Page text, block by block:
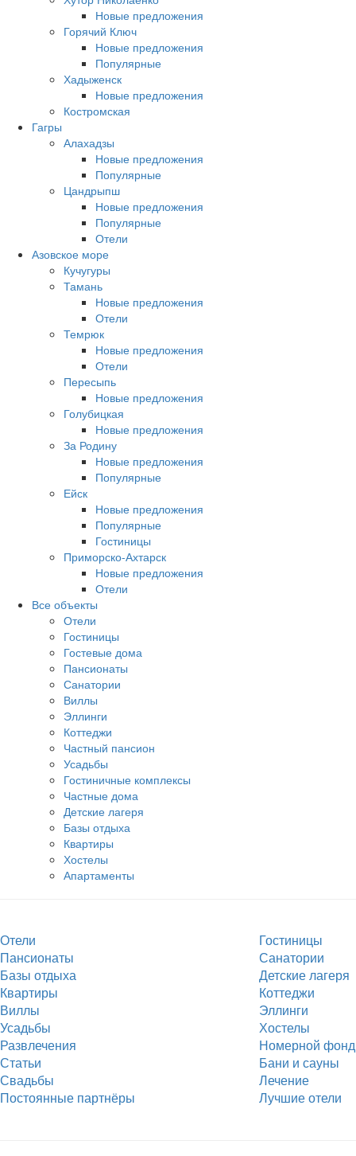
Новые предложения
Горячий Ключ
Новые предложения
Популярные
Хадыженск
Новые предложения
Костромская
Гагры
Алахадзы
Новые предложения
Популярные
Цандрыпш
Новые предложения
Популярные
Отели
Азовское море
Кучугуры
Тамань
Новые предложения
Отели
Темрюк
Новые предложения
Отели
Пересыпь
Новые предложения
Голубицкая
Новые предложения
За Родину
Новые предложения
Популярные
Ейск
Новые предложения
Популярные
Гостиницы
Приморско-Ахтарск
Новые предложения
Отели
Все объекты
Отели
Гостиницы
Гостевые дома
Пансионаты
Санатории
Виллы
Эллинги
Коттеджи
Частный пансион
Усадьбы
Гостиничные комплексы
Частные дома
Детские лагеря
Базы отдыха
Квартиры
Хостелы
Апартаменты
Отели
Гостиницы
Пансионаты
Санатории
Базы отдыха
Детские лагеря
Квартиры
Коттеджи
Виллы
Эллинги
Усадьбы
Хостелы
Развлечения
Номерной фонд
Статьи
Бани и сауны
Свадьбы
Лечение
Постоянные партнёры
Лучшие отели